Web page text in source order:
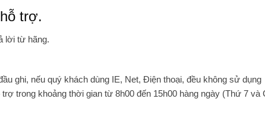
trợ.
lời từ hãng.
ghi, nếu quý khách dùng IE, Net, Điện thoại, đều không sử dụng
trong khoảng thời gian từ 8h00 đến 15h00 hàng ngày (Thứ 7 và